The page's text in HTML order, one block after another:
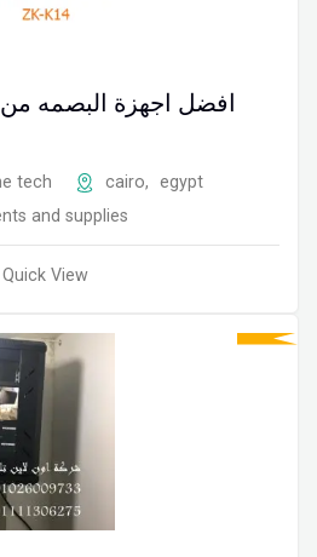
افضل اجهزة البصمه
tech cairo,
egypt
and supplies
Quick View